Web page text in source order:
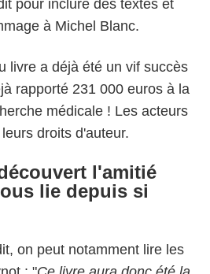
pour inclure des textes et
à Michel Blanc.
livre a déjà été un vif succès
rapporté 231 000 euros à la
médicale ! Les acteurs
droits d'auteur.
l'amitié
lie depuis si
on peut notamment lire les